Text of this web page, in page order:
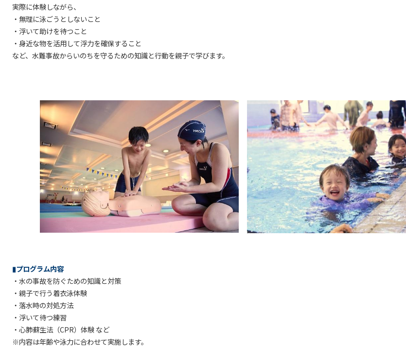
実際に体験しながら、
・無理に泳ごうとしないこと
・浮いて助けを待つこと
・身近な物を活用して浮力を確保すること
など、水難事故からいのちを守るための知識と行動を親子で学びます。
▮プログラム内容
・水の事故を防ぐための知識と対策
・親子で行う着衣泳体験
・落水時の対処方法
・浮いて待つ練習
・心肺蘇生法（CPR）体験 など
※内容は年齢や泳力に合わせて実施します。